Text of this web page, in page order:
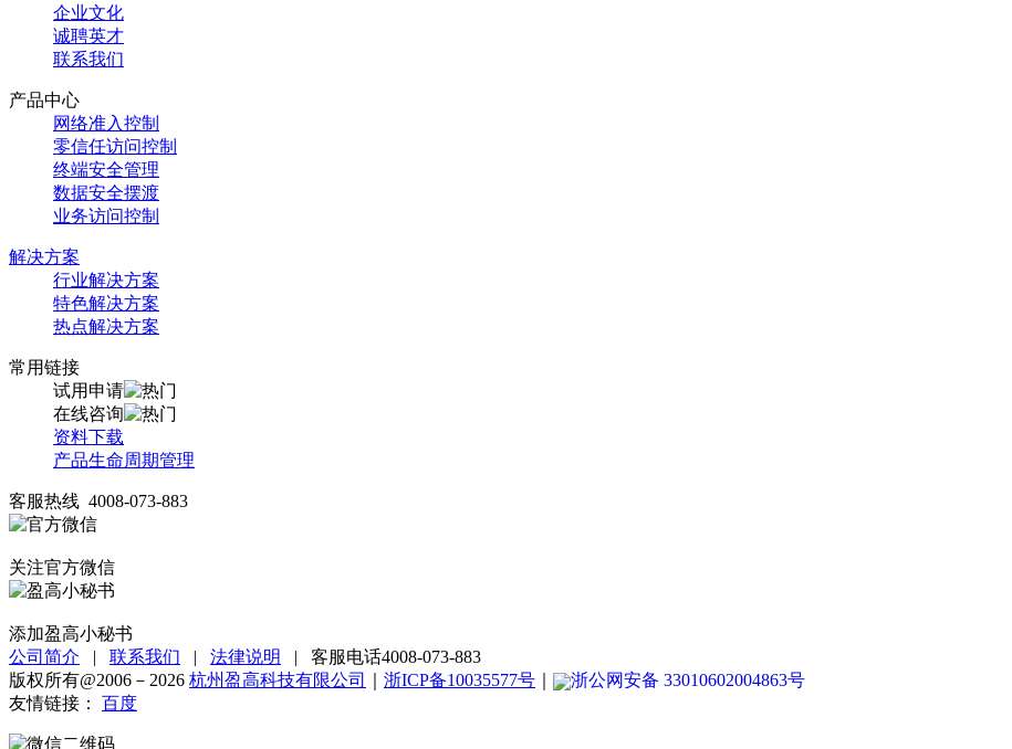
企业文化
诚聘英才
联系我们
产品中心
网络准入控制
零信任访问控制
终端安全管理
数据安全摆渡
业务访问控制
解决方案
行业解决方案
特色解决方案
热点解决方案
常用链接
试用申请
在线咨询
资料下载
产品生命周期管理
客服热线 4008-073-883
关注官方微信
添加盈高小秘书
公司简介 | 联系我们 | 法律说明 | 客服电话4008-073-883
版权所有@2006－2026 杭州盈高科技有限公司 浙ICP备10035577号
浙公网安备 33010602004863号
友情链接：
百度